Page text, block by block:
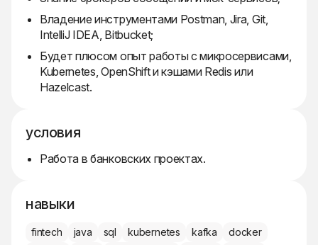
Владение инструментами Postman, Jira, Git,
IntelliJ IDEA, Bitbucket;
Будет плюсом опыт работы с микросервисами,
Kubernetes, OpenShift и кэшами Redis или
Hazelcast.
условия
Работа в банковских проектах.
навыки
fintech java sql kubernetes kafka
docker